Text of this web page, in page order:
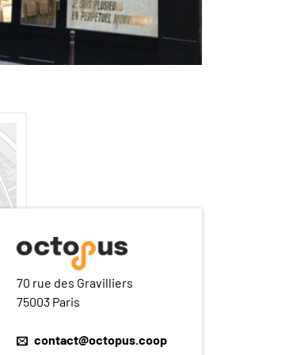
70 rue des Gravilliers
75003 Paris
contact@octopus.coop